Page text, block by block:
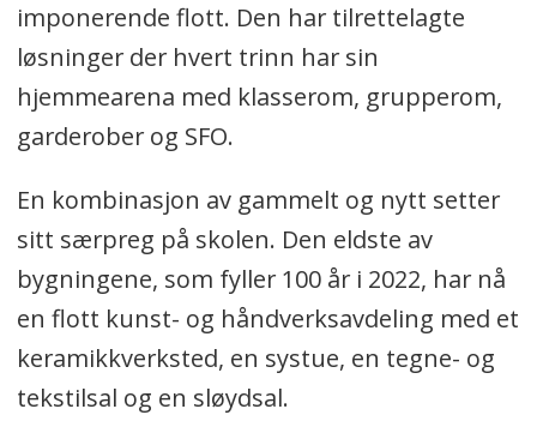
imponerende flott. Den har tilrettelagte
løsninger der hvert trinn har sin
hjemmearena med klasserom, grupperom,
garderober og SFO.
En kombinasjon av gammelt og nytt setter
sitt særpreg på skolen. Den eldste av
bygningene, som fyller 100 år i 2022, har nå
en flott kunst- og håndverksavdeling med et
keramikkverksted, en systue, en tegne- og
tekstilsal og en sløydsal.